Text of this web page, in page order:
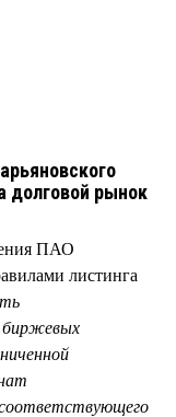
долговой рынок
ПАО
листинга
биржевых
соответствующего